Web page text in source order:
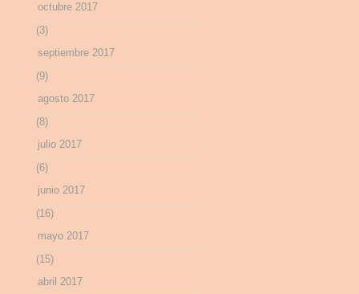
octubre 2017
(3)
septiembre 2017
(9)
agosto 2017
(8)
julio 2017
(6)
junio 2017
(16)
mayo 2017
(15)
abril 2017